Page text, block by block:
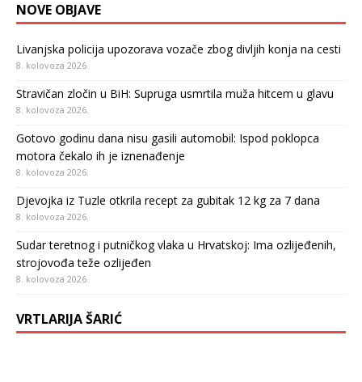
NOVE OBJAVE
Livanjska policija upozorava vozače zbog divljih konja na cesti
8. kolovoza 2026.
Stravičan zločin u BiH: Supruga usmrtila muža hitcem u glavu
8. kolovoza 2026.
Gotovo godinu dana nisu gasili automobil: Ispod poklopca
motora čekalo ih je iznenađenje
8. kolovoza 2026.
Djevojka iz Tuzle otkrila recept za gubitak 12 kg za 7 dana
8. kolovoza 2026.
Sudar teretnog i putničkog vlaka u Hrvatskoj: Ima ozlijeđenih,
strojovođa teže ozlijeđen
8. kolovoza 2026.
VRTLARIJA ŠARIĆ